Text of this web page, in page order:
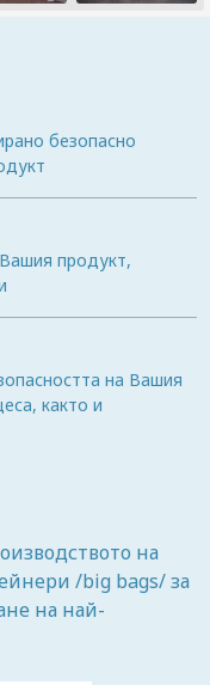
безопасно
продукт,
на Вашия
както и
на
/big bags/ за
на най-